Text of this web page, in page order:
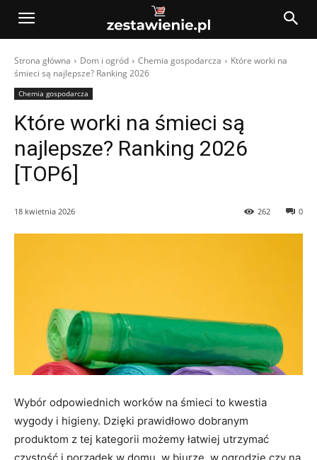
Strona główna Dom i ogród Chemia gospodarcza
Które worki na
śmieci są najlepsze? Ranking 2026
Chemia gospodarcza
Które worki na śmieci są
najlepsze? Ranking 2026
[TOP6]
18 kwietnia 2026 0
262
Wybór odpowiednich worków na śmieci to kwestia
wygody i higieny. Dzięki prawidłowo dobranym
produktom z tej kategorii możemy łatwiej utrzymać